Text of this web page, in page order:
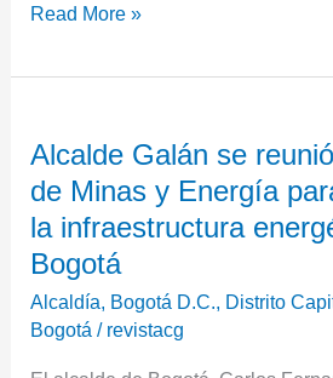
Read More »
Alcalde Galán se
de Minas y Energía
la infraestructura
Bogotá
Alcaldía, Bogotá D.C., Distrito
Bogotá / revistacg
Galán
se
reunió
con
ministro
de